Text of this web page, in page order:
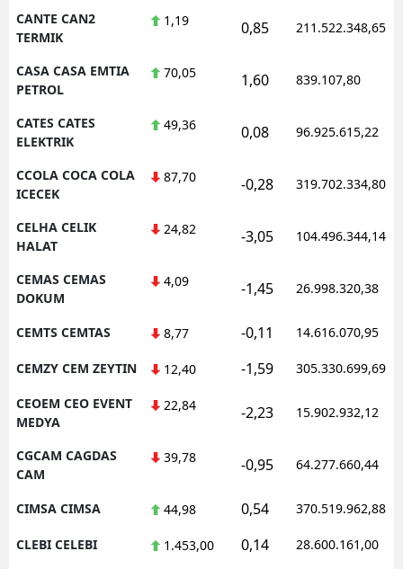
CANTE CAN2
TERMIK
1,19 0,85 211.522.348,65
CASA CASA EMTIA
PETROL
70,05 1,60 839.107,80
CATES CATES
ELEKTRIK
49,36 0,08 96.925.615,22
CCOLA COCA COLA
ICECEK
87,70 -0,28 319.702.334,80
CELHA CELIK
HALAT
24,82 -3,05 104.496.344,14
CEMAS CEMAS
DOKUM
4,09 -1,45 26.998.320,38
CEMTS CEMTAS 8,77 -0,11 14.616.070,95
CEMZY CEM ZEYTIN 12,40 -1,59 305.330.699,69
CEOEM CEO EVENT
MEDYA
22,84 -2,23 15.902.932,12
CGCAM CAGDAS
CAM
39,78 -0,95 64.277.660,44
CIMSA CIMSA 44,98 0,54 370.519.962,88
CLEBI CELEBI 1.453,00 0,14 28.600.161,00